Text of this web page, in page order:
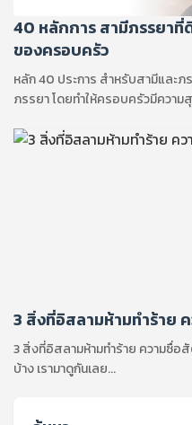
40 หลักการ สามีภรรยาที่
ของครอบครัว
หลัก 40 ประการ สำหรับสามีและภ
ภรรยา โดยทำให้ครอบครัวมีความ
3 สิ่งที่อิสลามห้ามทำร้าย
3 สิ่งที่อิสลามห้ามทำร้าย ความซื่อ
บ้าง เรามาดูกันเลย...